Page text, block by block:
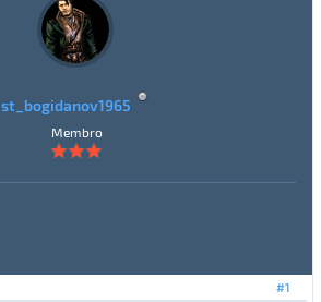
st_bogidanov1965
Membro
#1